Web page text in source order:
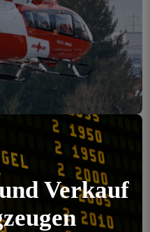
Verkauf